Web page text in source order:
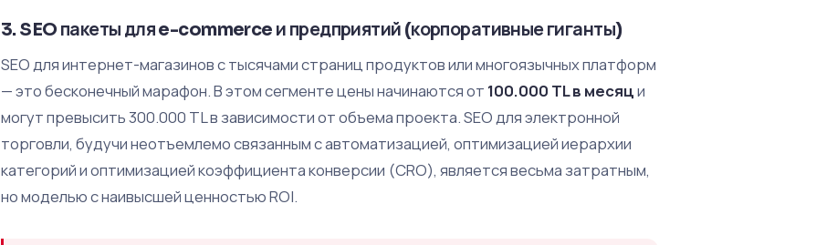
3. SEO пакеты для e-commerce и предприятий (корпоративные гиганты)
SEO для интернет-магазинов с тысячами страниц продуктов или многоязычных платформ
— это бесконечный марафон. В этом сегменте цены начинаются от 100.000 TL в месяци
могут превысить 300.000 TL в зависимости от объема проекта. SEO для электронной
торговли, будучи неотъемлемо связанным с автоматизацией, оптимизацией иерархии
категорий и оптимизацией коэффициента конверсии (CRO), является весьма затратным,
но моделью с наивысшей ценностью ROI.